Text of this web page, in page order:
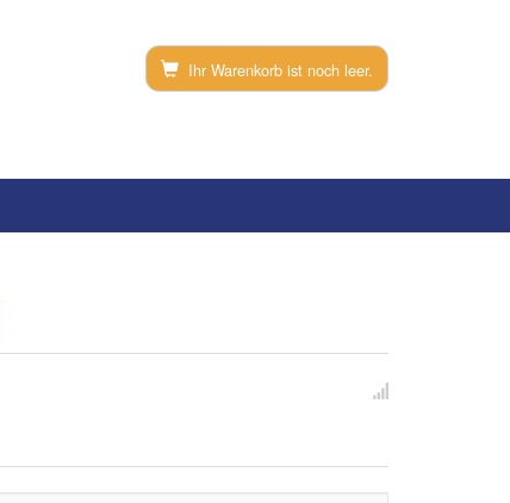
Ihr Warenkorb ist noch leer.